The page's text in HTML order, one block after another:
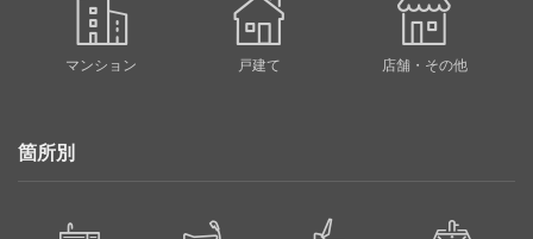
マンション 戸建て 店舗・その他
箇所別